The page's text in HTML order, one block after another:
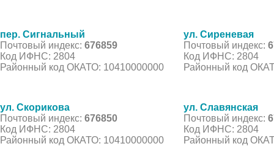
пер. Сигнальный
Почтовый индекс: 676859
Код ИФНС: 2804
Районный код ОКАТО: 10410000000
ул. Сиреневая
Почтовый индекс:
Код ИФНС: 2804
Районный код
ул. Скорикова
Почтовый индекс: 676850
Код ИФНС: 2804
Районный код ОКАТО: 10410000000
ул. Славянская
Почтовый индекс:
Код ИФНС: 2804
Районный код